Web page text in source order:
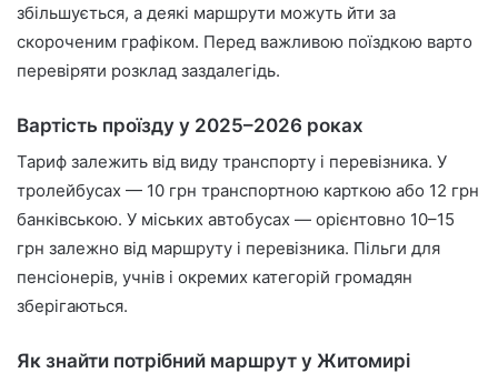
збільшується, а деякі маршрути можуть йти за
скороченим графіком. Перед важливою поїздкою варто
перевіряти розклад заздалегідь.
Вартість проїзду у 2025–2026 роках
Тариф залежить від виду транспорту і перевізника. У
тролейбусах — 10 грн транспортною карткою або 12 грн
банківською. У міських автобусах — орієнтовно 10–15
грн залежно від маршруту і перевізника. Пільги для
пенсіонерів, учнів і окремих категорій громадян
зберігаються.
Як знайти потрібний маршрут у Житомирі